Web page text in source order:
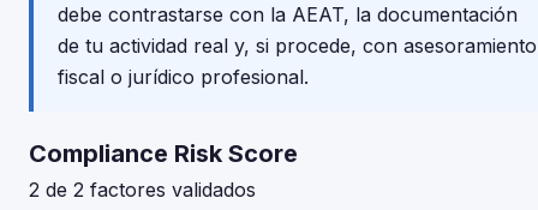
debe contrastarse con la AEAT, la documentación
de tu actividad real y, si procede, con asesoramiento
fiscal o jurídico profesional.
Compliance Risk Score
2 de 2 factores validados